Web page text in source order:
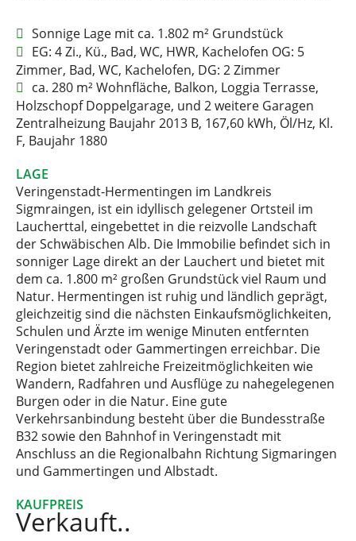
Sonnige Lage mit ca. 1.802 m² Grundstück
EG: 4 Zi., Kü., Bad, WC, HWR, Kachelofen OG: 5
Zimmer, Bad, WC, Kachelofen, DG: 2 Zimmer
ca. 280 m² Wohnfläche, Balkon, Loggia Terrasse,
Holzschopf Doppelgarage, und 2 weitere Garagen
Zentralheizung Baujahr 2013 B, 167,60 kWh, Öl/Hz, Kl.
F, Baujahr 1880
LAGE
Veringenstadt-Hermentingen im Landkreis
Sigmraingen, ist ein idyllisch gelegener Ortsteil im
Laucherttal, eingebettet in die reizvolle Landschaft
der Schwäbischen Alb. Die Immobilie befindet sich in
sonniger Lage direkt an der Lauchert und bietet mit
dem ca. 1.800 m² großen Grundstück viel Raum und
Natur. Hermentingen ist ruhig und ländlich geprägt,
gleichzeitig sind die nächsten Einkaufsmöglichkeiten,
Schulen und Ärzte im wenige Minuten entfernten
Veringenstadt oder Gammertingen erreichbar. Die
Region bietet zahlreiche Freizeitmöglichkeiten wie
Wandern, Radfahren und Ausflüge zu nahegelegenen
Burgen oder in die Natur. Eine gute
Verkehrsanbindung besteht über die Bundesstraße
B32 sowie den Bahnhof in Veringenstadt mit
Anschluss an die Regionalbahn Richtung Sigmaringen
und Gammertingen und Albstadt.
KAUFPREIS
Verkauft..